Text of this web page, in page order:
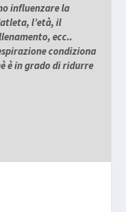
influenzare la
l’età, il
ecc..
condiziona
è in grado di ridurre